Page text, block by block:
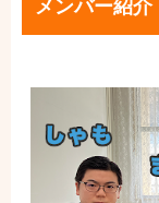
メンバー紹介